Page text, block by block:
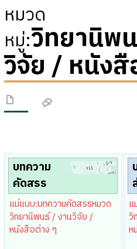
หมวด
หมู่:วิทยานิพ
วิจัย / หนังสื
บทความ
คัดสรร
แม่แบบ:บทความคัดสรรหมวด
วิทยานิพนธ์ / งานวิจัย /
หนังสือต่าง ๆ
แ
วิ
ห